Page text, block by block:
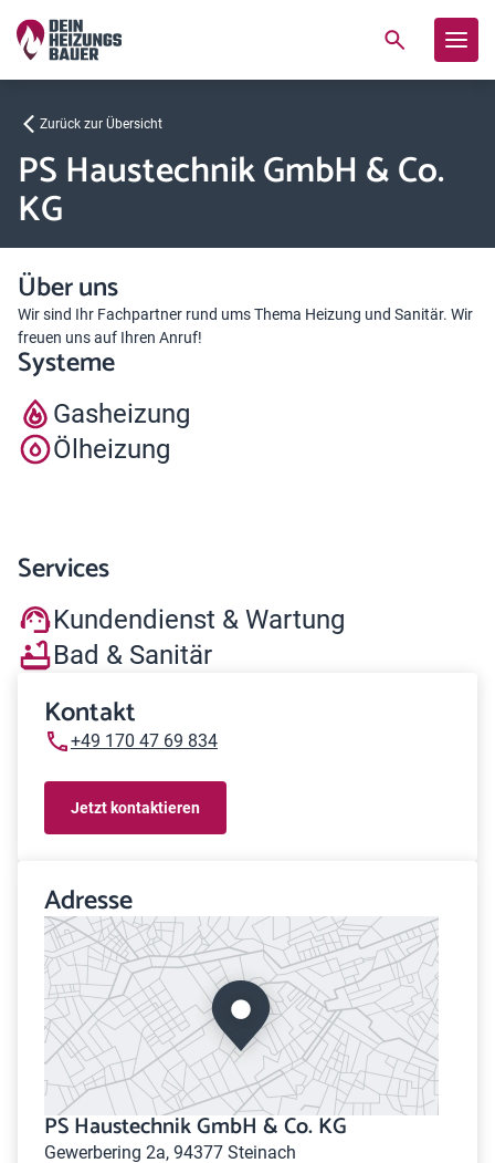
Zurück zur Übersicht
PS Haustechnik GmbH & Co.
KG
Über uns
Wir sind Ihr Fachpartner rund ums Thema Heizung und Sanitär. Wir
freuen uns auf Ihren Anruf!
Systeme
Gasheizung
Ölheizung
Services
Kundendienst & Wartung
Bad & Sanitär
Kontakt
+49 170 47 69 834
Jetzt kontaktieren
Adresse
PS Haustechnik GmbH & Co. KG
Gewerbering 2a, 94377 Steinach